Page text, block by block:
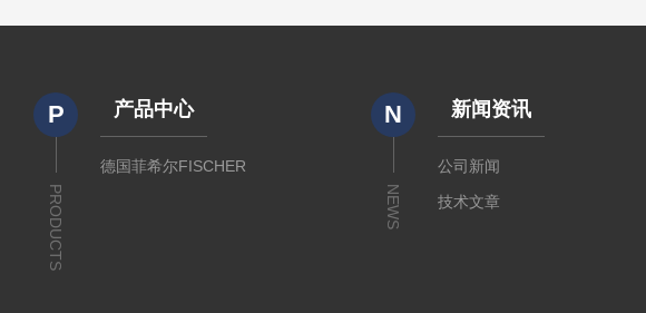
P
PRODUCTS
产品中心
德国菲希尔FISCHER
N
NEWS
新闻资讯
公司新闻
技术文章